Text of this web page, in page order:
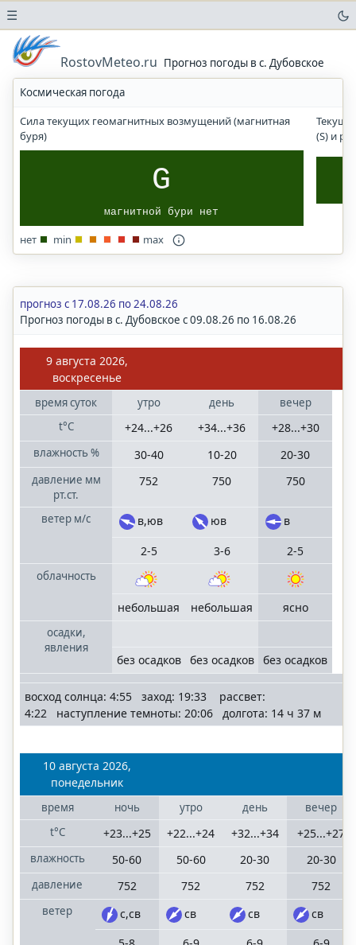
RostovMeteo.ru Прогноз погоды в с. Дубовское
☰
Космическая погода
Сила текущих геомагнитных возмущений (магнитная
буря)
G
магнитной бури нет
(S) и
нет min max
прогноз с 17.08.26 по 24.08.26
Прогноз погоды в с. Дубовское с 09.08.26 по 16.08.26
9 августа 2026,
воскресенье
времясуток
t°C
влажность%
давление мм
рт.ст.
ветер м/с
облачность
осадки,
явления
утро
+24...+26
30-40
752
в,юв
2-5
небольшая
без осадков
день
+34...+36
10-20
750
юв
3-6
небольшая
без осадков
вечер
+28...+30
20-30
750
в
2-5
ясно
без осадков
восход солнца: 4:55 заход: 19:33 рассвет:
4:22 наступление темноты: 20:06 долгота: 14 ч 37 м
10 августа 2026,
понедельник
время
t°C
влажность
давление
ветер
ночь
+23...+25
50-60
752
с,св
утро
+22...+24
50-60
752
св
день
+32...+34
20-30
752
св
вечер
+25...+27
20-30
752
св
Погода
в
Прогноз
УФ-
индекса
населенных
пунктах
Волгоград
Волгоградская
область
Казань
Татарстан
Краснодар
Краснодарский
край
Москва
Московская
Нижний
Новгород
Нижегородская
область
Ростовская
область
Санкт-
Ленинградская
область
Сочи
населенные
пункты
Большого Сочи